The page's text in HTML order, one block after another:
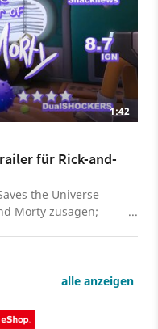
1:42
für Rick-and-
the Universe
Morty zusagen;
Roiland.alle anzeigen